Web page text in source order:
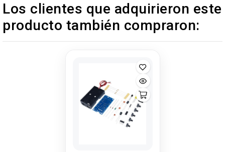
Los clientes que adquirieron este
producto también compraron: